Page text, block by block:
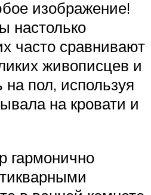
изображение!
настолько
часто сравнивают
живописцев и
пол, используя
на кровати и
гармонично